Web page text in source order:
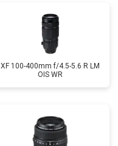
XF 100-400mm f/4.5-5.6 R LM
OIS WR